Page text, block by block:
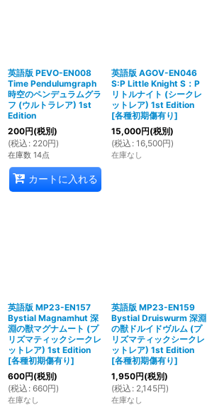
英語版 PEVO-EN008
Time Pendulumgraph
時空のペンデュラムグラ
フ (ウルトラレア) 1st
Edition
200円(税別)
(税込 : 220円)
在庫数 14点
カートに入れる
英語版 AGOV-EN046
S:P Little Knight S：P
リトルナイト (シークレ
ットレア) 1st Edition
[各種初期傷有り]
15,000円(税別)
(税込 : 16,500円)
在庫なし
英語版 MP23-EN157
Bystial Magnamhut 深
淵の獣マグナムート (プ
リズマティックシークレ
ットレア) 1st Edition
[各種初期傷有り]
600円(税別)
(税込 : 660円)
在庫なし
英語版 MP23-EN159
Bystial Druiswurm 深淵
の獣ドルイドヴルム (プ
リズマティックシークレ
ットレア) 1st Edition
[各種初期傷有り]
1,950円(税別)
(税込 : 2,145円)
在庫なし